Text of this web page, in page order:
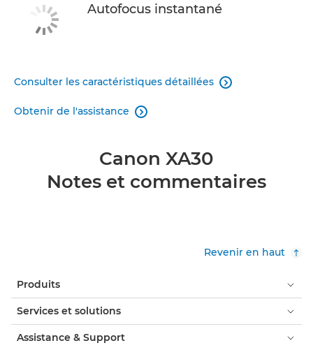
Autofocus instantané
Consulter les caractéristiques détaillées 
Obtenir de l'assistance 
Canon XA30
Notes et commentaires
Revenir en haut
Produits
Services et solutions
Assistance & Support